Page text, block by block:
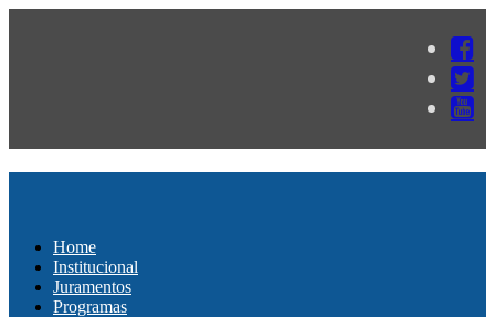
Home
Institucional
Juramentos
Programas